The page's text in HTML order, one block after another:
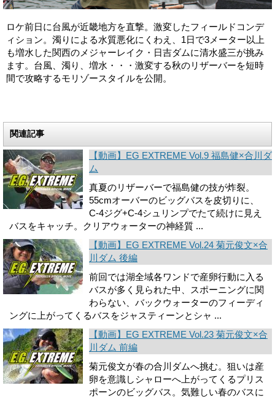
ロケ前日に台風が近畿地方を直撃。激変したフィールドコンデ
ィション。濁りによる水質悪化にくわえ、1日で3メーター以上
も増水した関西のメジャーレイク・日吉ダムに清水盛三が挑み
ます。台風、濁り、増水・・・激変する秋のリザーバーを短時
間で攻略するモリゾースタイルを公開。
関連記事
【動画】EG EXTREME Vol.9 福島健×合川ダ
ム
真夏のリザーバーで福島健の技が炸裂。
55cmオーバーのビッグバスを皮切りに、
C-4ジグ+C-4シュリンプでたて続けに見え
バスをキャッチ。クリアウォーターの神経質 ...
【動画】EG EXTREME Vol.24 菊元俊文×合
川ダム 後編
前回では湖全域各ワンドで産卵行動に入る
バスが多く見られた中、スポーニングに関
わら­ない、バックウォーターのフィーディ
ングに上がってくるバスをジャスティーンとシャ ...
【動画】EG EXTREME Vol.23 菊元俊文×合
川ダム 前編
菊元俊文が春の合川ダムへ挑む。狙いは産
卵を意識しシャローへ上がってくるプリス
ポー­ンのビッグバス。気難しい春のバスに